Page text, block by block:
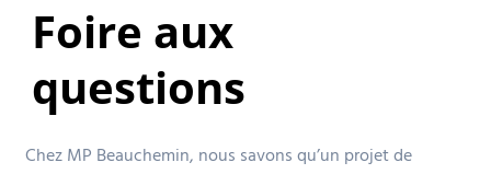
Foire aux
questions
Chez MP Beauchemin, nous savons qu’un projet de